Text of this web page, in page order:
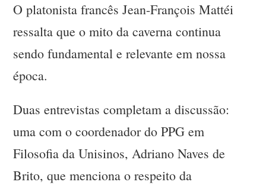
O platonista francês Jean-François Mattéi
ressalta que o mito da caverna continua
sendo fundamental e relevante em nossa
época.
Duas entrevistas completam a discussão:
uma com o coordenador do PPG em
Filosofia da Unisinos, Adriano Naves de
Brito, que menciona o respeito da